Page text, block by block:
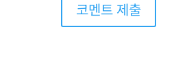
코멘트 제출